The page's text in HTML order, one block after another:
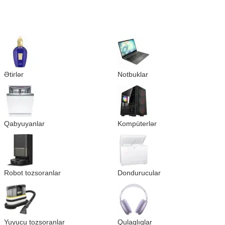
Ətirlər Notbuklar
Qabyuyanlar Kompüterlər
Robot tozsoranlar Dondurucular
Yuyucu tozsoranlar Qulaqlıqlar